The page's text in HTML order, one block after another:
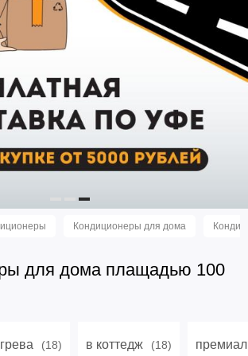
Кондиционеры для дома
для дома плащадью 100
(18) в коттедж (18)